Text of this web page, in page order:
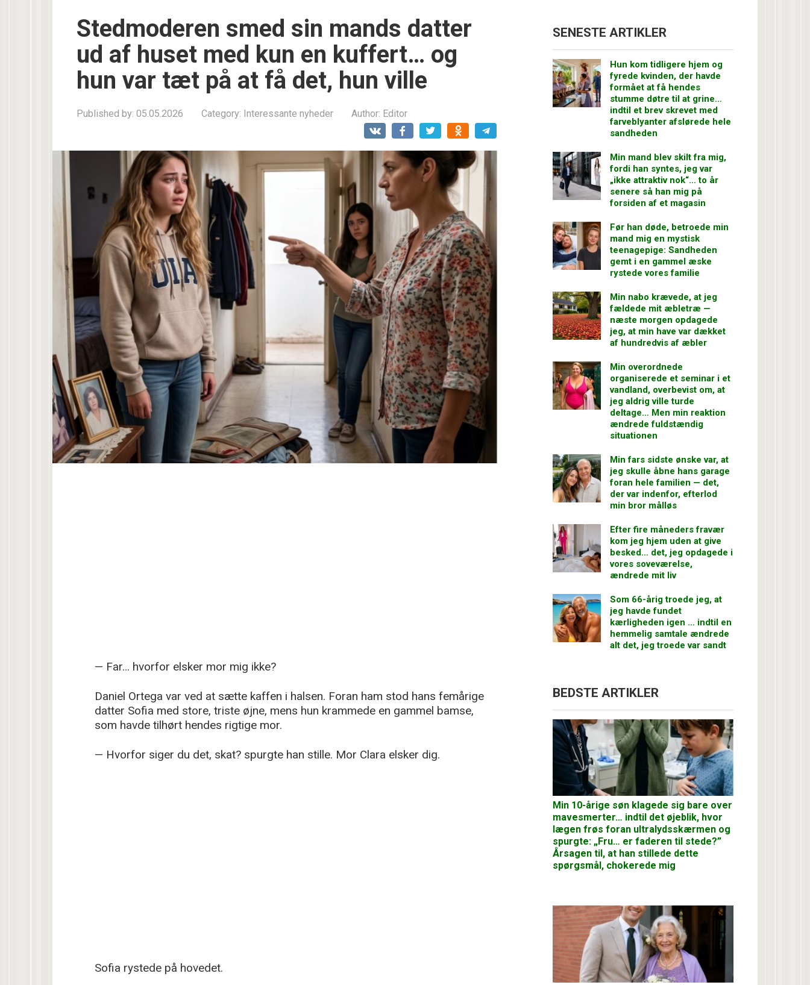
Stedmoderen smed sin mands datter
ud af huset med kun en kuffert… og
hun var tæt på at få det, hun ville
Published by: 05.05.2026 Category: Interessante nyheder Author: Editor
— Far… hvorfor elsker mor mig ikke?
Daniel Ortega var ved at sætte kaffen i halsen. Foran ham stod hans femårige
datter Sofia med store, triste øjne, mens hun krammede en gammel bamse,
som havde tilhørt hendes rigtige mor.
— Hvorfor siger du det, skat? spurgte han stille. Mor Clara elsker dig.
Sofia rystede på hovedet.
SENESTE ARTIKLER
Hun kom tidligere hjem og
fyrede kvinden, der havde
formået at få hendes
stumme døtre til at grine…
indtil et brev skrevet med
farveblyanter afslørede hele
sandheden
Min mand blev skilt fra mig,
fordi han syntes, jeg var
„ikke attraktiv nok“… to år
senere så han mig på
forsiden af et magasin
Før han døde, betroede min
mand mig en mystisk
teenagepige: Sandheden
gemt i en gammel æske
rystede vores familie
Min nabo krævede, at jeg
fældede mit æbletræ —
næste morgen opdagede
jeg, at min have var dækket
af hundredvis af æbler
Min overordnede
organiserede et seminar i et
vandland, overbevist om, at
jeg aldrig ville turde
deltage… Men min reaktion
ændrede fuldstændig
situationen
Min fars sidste ønske var, at
jeg skulle åbne hans garage
foran hele familien — det,
der var indenfor, efterlod
min bror målløs
Efter fire måneders fravær
kom jeg hjem uden at give
besked… det, jeg opdagede i
vores soveværelse,
ændrede mit liv
Som 66-årig troede jeg, at
jeg havde fundet
kærligheden igen … indtil en
hemmelig samtale ændrede
alt det, jeg troede var sandt
BEDSTE ARTIKLER
Min 10-årige søn klagede sig bare over
mavesmerter… indtil det øjeblik, hvor
lægen frøs foran ultralydsskærmen og
spurgte: „Fru… er faderen til stede?”
Årsagen til, at han stillede dette
spørgsmål, chokerede mig